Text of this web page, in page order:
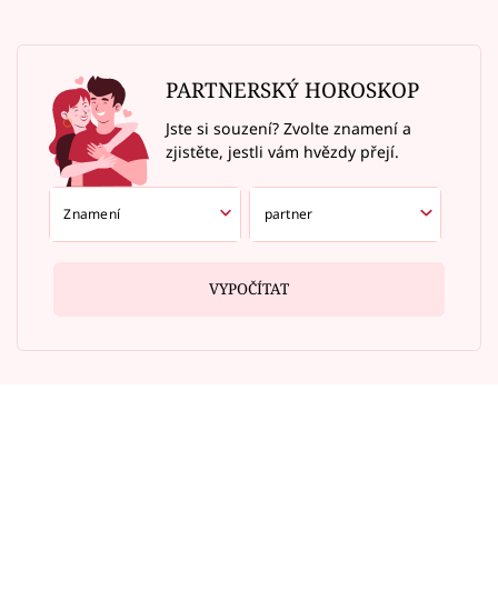
PARTNERSKÝ HOROSKOP
Jste si souzení? Zvolte znamení a
zjistěte, jestli vám hvězdy přejí.
VYPOČÍTAT